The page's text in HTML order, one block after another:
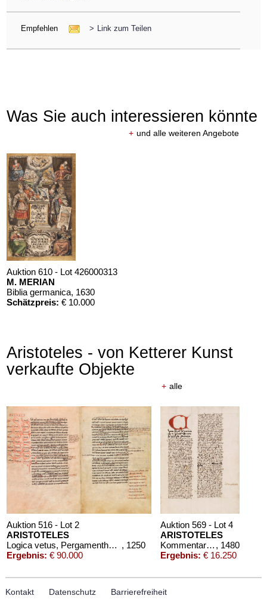
Empfehlen > Link zum Teilen
Was Sie auch interessieren könnte
+ und alle weiteren Angebote
Auktion 610 - Lot 426000313
M. MERIAN
Biblia germanica, 1630
Schätzpreis: € 10.000
Aristoteles - von Ketterer Kunst
verkaufte Objekte
+ alle
Auktion 516 - Lot 2
ARISTOTELES
Logica vetus, Pergamenthandschrift , 1250
Ergebnis: € 90.000
Auktion 569 - Lot 4
ARISTOTELES
Kommentar zu "Liber de anima" , 1480
Ergebnis: € 16.250
Kontakt Datenschutz Barrierefreiheit